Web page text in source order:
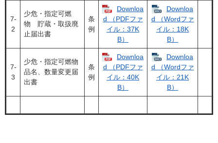
7‐
2
少危・指定可燃
物 貯蔵・取扱廃
止届出書
条
例
Downloa
d （PDFファ
イル：37K
B）
Downloa
d （Wordファ
イル：18K
B）
7‐
3
少危・指定可燃物
品名、数量変更届
出書
条
例
Downloa
d （PDFファ
イル：40K
B）
Downloa
d （Wordファ
イル：21K
B）